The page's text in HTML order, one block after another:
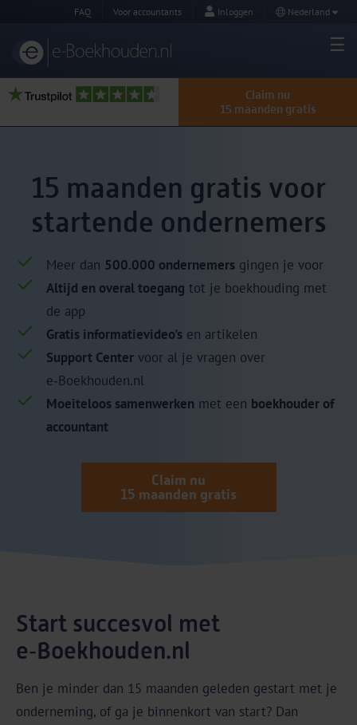
FAQ Voor accountants Inloggen Nederland
Claim nu
15 maanden gratis
15 maanden gratis voor
startende ondernemers
Meer dan 500.000 ondernemers gingen je voor
Altijd en overal toegang tot je boekhouding met
de app
Gratis informatievideo's en artikelen
Support Center voor al je vragen over
e‑Boekhouden.nl
Moeiteloos samenwerken met een boekhouder of
accountant
Claim nu
15 maanden gratis
Start succesvol met
e‑Boekhouden.nl
Ben je minder dan 15 maanden geleden gestart met je
onderneming, of ga je binnenkort van start? Dan